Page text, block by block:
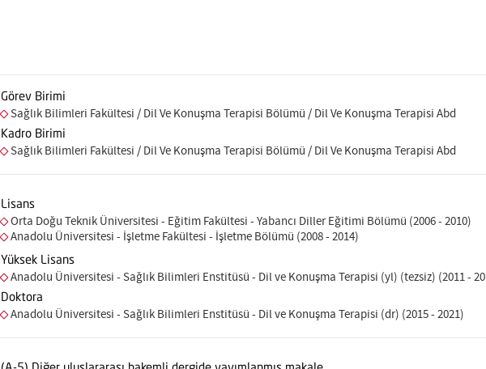
Görev Birimi
Sağlık Bilimleri Fakültesi / Dil Ve Konuşma Terapisi Bölümü / Dil Ve Konuşma Terapisi Abd
Kadro Birimi
Sağlık Bilimleri Fakültesi / Dil Ve Konuşma Terapisi Bölümü / Dil Ve Konuşma Terapisi Abd
Lisans
Orta Doğu Teknik Üniversitesi - Eğitim Fakültesi - Yabancı Diller Eğitimi Bölümü (2006 - 2010)
Anadolu Üniversitesi - İşletme Fakültesi - İşletme Bölümü (2008 - 2014)
Yüksek Lisans
Anadolu Üniversitesi - Sağlık Bilimleri Enstitüsü - Dil ve Konuşma Terapisi (yl) (tezsiz) (2011 -
Doktora
Anadolu Üniversitesi - Sağlık Bilimleri Enstitüsü - Dil ve Konuşma Terapisi (dr) (2015 - 2021)